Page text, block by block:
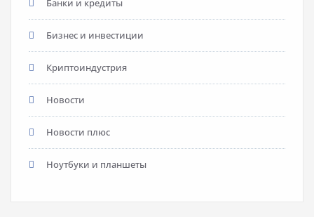
Банки и кредиты
Бизнес и инвестиции
Криптоиндустрия
Новости
Новости плюс
Ноутбуки и планшеты